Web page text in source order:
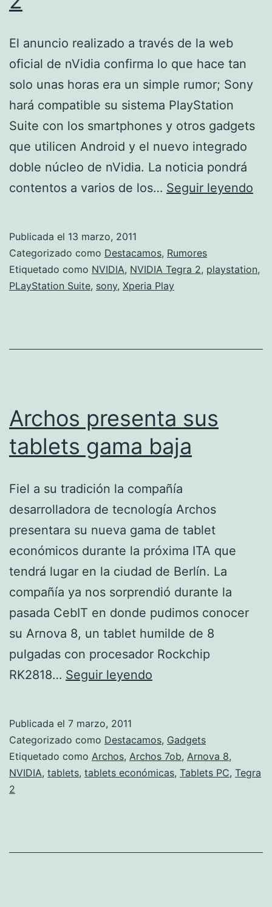
El anuncio realizado a través de la web
oficial de nVidia confirma lo que hace tan
solo unas horas era un simple rumor; Sony
hará compatible su sistema PlayStation
Suite con los smartphones y otros gadgets
que utilicen Android y el nuevo integrado
doble núcleo de nVidia. La noticia pondrá
contentos a varios de los… Seguir leyendo
2
Publicada el 13 marzo, 2011
Categorizado como Destacamos, Rumores
Etiquetado como NVIDIA, NVIDIA Tegra 2, playstation,
PLayStation Suite, sony, Xperia Play
Archos presenta sus
tablets gama baja
Fiel a su tradición la compañía
desarrolladora de tecnología Archos
presentara su nueva gama de tablet
económicos durante la próxima ITA que
tendrá lugar en la ciudad de Berlín. La
compañía ya nos sorprendió durante la
pasada CebIT en donde pudimos conocer
su Arnova 8, un tablet humilde de 8
pulgadas con procesador Rockchip
RK2818… Seguir leyendo
tablets
gama
baja
Publicada el 7 marzo, 2011
Categorizado como Destacamos, Gadgets
Etiquetado como Archos, Archos 7ob, Arnova 8,
NVIDIA, tablets, tablets económicas, Tablets PC, Tegra
2